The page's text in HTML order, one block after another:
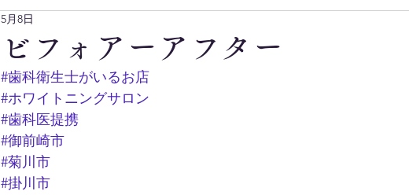
ビフォアーアフター
5月8日
#歯科衛生士がいるお店
#ホワイトニングサロン
#歯科医提携
#御前崎市
#菊川市
#掛川市